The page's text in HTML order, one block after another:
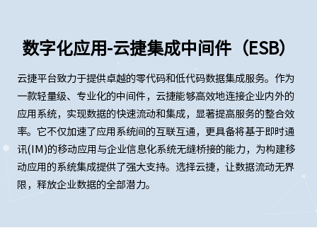
数字化应用-云捷集成中间件（ESB）
云捷平台致力于提供卓越的零代码和低代码数据集成服务。作为
一款轻量级、专业化的中间件，云捷能够高效地连接企业内外的
应用系统，实现数据的快速流动和集成，显著提高服务的整合效
率。它不仅加速了应用系统间的互联互通，更具备将基于即时通
讯(IM)的移动应用与企业信息化系统无缝桥接的能力，为构建移
动应用的系统集成提供了强大支持。选择云捷，让数据流动无界
限，释放企业数据的全部潜力。